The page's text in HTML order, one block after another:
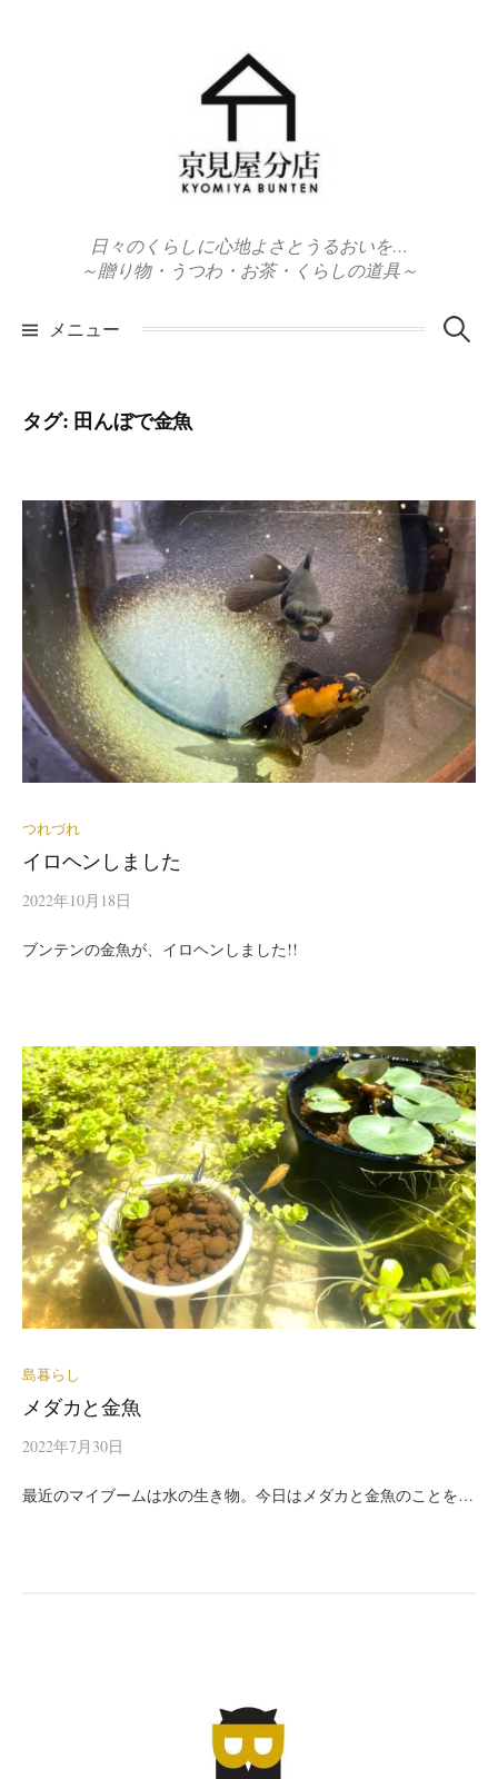
日々のくらしに心地よさとうるおいを…
～贈り物・うつわ・お茶・くらしの道具～
メニュー 検
タグ: 田んぼで金魚
つれづれ
イロヘンしました
2022年10月18日
ブンテンの金魚が、イロヘンしました!!
島暮らし
メダカと金魚
2022年7月30日
最近のマイブームは水の生き物。今日はメダカと金魚のことを…